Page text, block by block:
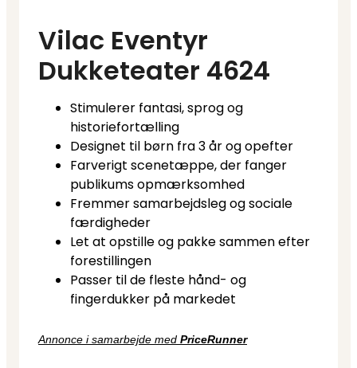
Vilac Eventyr
Dukketeater 4624
Stimulerer fantasi, sprog og
historiefortælling
Designet til børn fra 3 år og opefter
Farverigt scenetæppe, der fanger
publikums opmærksomhed
Fremmer samarbejdsleg og sociale
færdigheder
Let at opstille og pakke sammen efter
forestillingen
Passer til de fleste hånd- og
fingerdukker på markedet
Annonce i samarbejde med PriceRunner